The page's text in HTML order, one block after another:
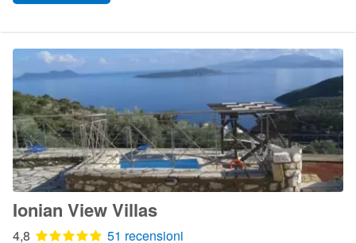
Ionian View Villas
4,8
51 recensioni